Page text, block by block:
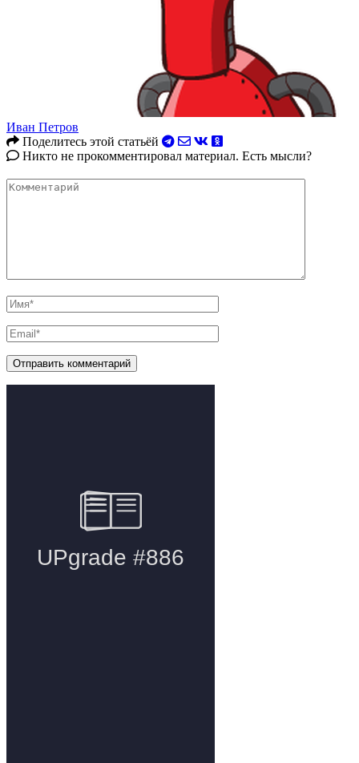
Иван Петров
Поделитесь этой статьёй
Никто не прокомментировал материал. Есть мысли?